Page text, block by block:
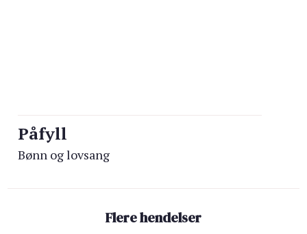
Påfyll
Bønn og lovsang
Flere hendelser